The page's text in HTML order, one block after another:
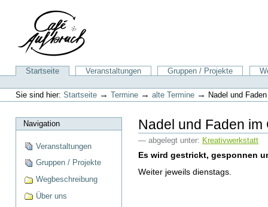
Navigation
SektionenStartseite Veranstaltungen Gruppen / Projekte
Benutzerspezifische
Werkzeuge
Sie sind hier: Startseite → Termine → alte Termine → Nadel und
Navigation
Veranstaltungen
Gruppen / Projekte
Wegbeschreibung
Über uns
Nadel und Faden im
— abgelegt unter: Kreativwerkstatt
Es wird gestrickt, gesponnen
Weiter jeweils dienstags.